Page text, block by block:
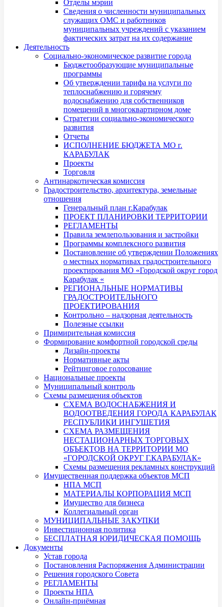
Отделы мэрии
Сведения о численности муниципальных
служащих ОМС и работников
муниципальных учреждений с указанием
фактических затрат на их содержание
Деятельность
Социально-экономическое развитие города
Бюджетообразующие муниципальные
программы
Об утверждении тарифа на услуги по
теплоснабжению и горячему
водоснабжению для собственников
помещений в многоквартирном доме
Стратегии социально-экономического
развития
Отчеты
ИСПОЛНЕНИЕ БЮДЖЕТА МО г.
КАРАБУЛАК
Проекты
Торговля
Антинаркотическая комиссия
Градостроительство, архитектура, земельные
отношения
Генеральный план г.Карабулак
ПРОЕКТ ПЛАНИРОВКИ ТЕРРИТОРИИ
РЕГЛАМЕНТЫ
Правила землепользования и застройки
Программы комплексного развития
Постановление об утверждении Положениях
о местных нормативах градостроительного
проектирования МО «Городской округ город
Карабулак «
РЕГИОНАЛЬНЫЕ НОРМАТИВЫ
ГРАДОСТРОИТЕЛЬНОГО
ПРОЕКТИРОВАНИЯ
Контрольно – надзорная деятельность
Полезные ссылки
Примирительная комиссия
Формирование комфортной городской среды
Дизайн-проекты
Нормативные акты
Рейтинговое голосование
Национальные проекты
Муниципальный контроль
Схемы размещения объектов
СХЕМА ВОДОСНАБЖЕНИЯ И
ВОДООТВЕДЕНИЯ ГОРОДА КАРАБУЛАК
РЕСПУБЛИКИ ИНГУШЕТИЯ
СХЕМА РАЗМЕЩЕНИЯ
НЕСТАЦИОНАРНЫХ ТОРГОВЫХ
ОБЪЕКТОВ НА ТЕРРИТОРИИ МО
«ГОРОДСКОЙ ОКРУГ Г.КАРАБУЛАК»
Схемы размещения рекламных конструкций
Имущественная поддержка объектов МСП
НПА МСП
МАТЕРИАЛЫ КОРПОРАЦИЯ МСП
Имущество для бизнеса
Коллегиальный орган
МУНИЦИПАЛЬНЫЕ ЗАКУПКИ
Инвестиционная политика
БЕСПЛАТНАЯ ЮРИДИЧЕСКАЯ ПОМОЩЬ
Документы
Устав города
Постановления Распоряжения Администрации
Решения городского Совета
РЕГЛАМЕНТЫ
Проекты НПА
Онлайн-приёмная